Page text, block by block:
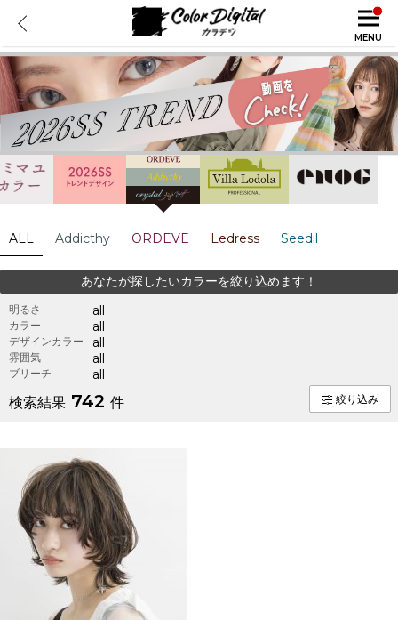
MENU
ALL Addicthy ORDEVE Ledress Seedil
あなたが探したいカラーを絞り込めます！
明るさ all
カラー all
デザインカラー all
雰囲気 all
ブリーチ all
検索結果 742 件 絞り込み